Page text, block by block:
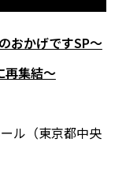
おかげですSP～
再集結～
ル（東京都中央